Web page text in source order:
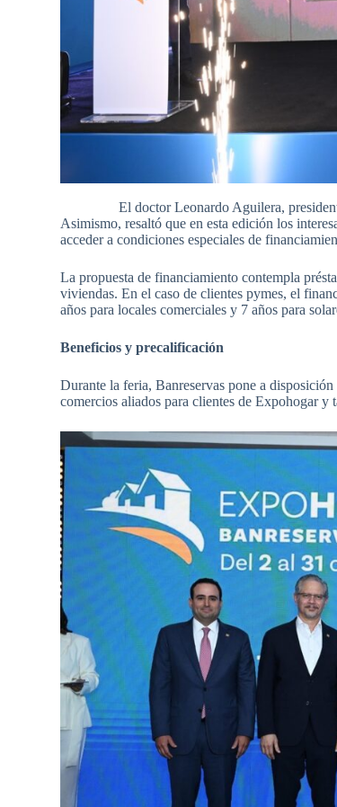
El doctor Leonardo Aguilera,
Asimismo, resaltó que en esta edición los
acceder a condiciones especiales de
La propuesta de financiamiento contempla
viviendas. En el caso de clientes pymes, el
años para locales comerciales y 7 años para
Beneficios y precalificación
Durante la feria, Banreservas pone a
comercios aliados para clientes de Expohogar y